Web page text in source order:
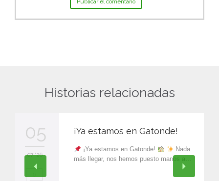
Historias relacionadas
05
07 '26
¡Ya estamos en Gatonde!
¡Ya estamos en Gatonde!
Nada
más llegar, nos hemos puesto manos a…